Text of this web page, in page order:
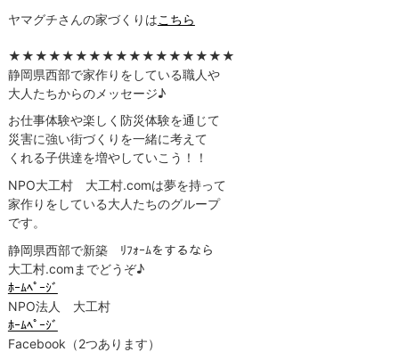
ヤマグチさんの家づくりはこちら
★★★★★★★★★★★★★★★★★
静岡県西部で家作りをしている職人や
大人たちからのメッセージ♪
お仕事体験や楽しく防災体験を通じて
災害に強い街づくりを一緒に考えて
くれる子供達を増やしていこう！！
NPO大工村 大工村.comは夢を持って
家作りをしている大人たちのグループ
です。
静岡県西部で新築 ﾘﾌｫｰﾑをするなら
大工村.comまでどうぞ♪
ﾎｰﾑﾍﾟｰｼﾞ
NPO法人 大工村
ﾎｰﾑﾍﾟｰｼﾞ
Facebook（2つあります）